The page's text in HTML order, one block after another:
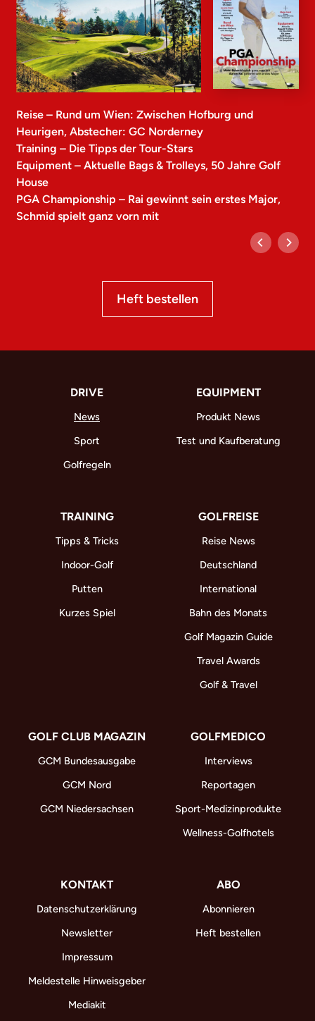
Reise – Rund um Wien: Zwischen Hofburg und
Heurigen, Abstecher: GC Norderney
Training – Die Tipps der Tour-Stars
Equipment – Aktuelle Bags & Trolleys, 50 Jahre Golf
House
PGA Championship – Rai gewinnt sein erstes Major,
Schmid spielt ganz vorn mit
Heft bestellen
DRIVE
News
Sport
Golfregeln
EQUIPMENT
Produkt News
Test und Kaufberatung
TRAINING
Tipps & Tricks
Indoor-Golf
Putten
Kurzes Spiel
GOLFREISE
Reise News
Deutschland
International
Bahn des Monats
Golf Magazin Guide
Travel Awards
Golf & Travel
GOLF CLUB MAGAZIN
GCM Bundesausgabe
GCM Nord
GCM Niedersachsen
GOLFMEDICO
Interviews
Reportagen
Sport-Medizinprodukte
Wellness-Golfhotels
KONTAKT
Datenschutzerklärung
Newsletter
Impressum
Meldestelle Hinweisgeber
Mediakit
ABO
Abonnieren
Heft bestellen